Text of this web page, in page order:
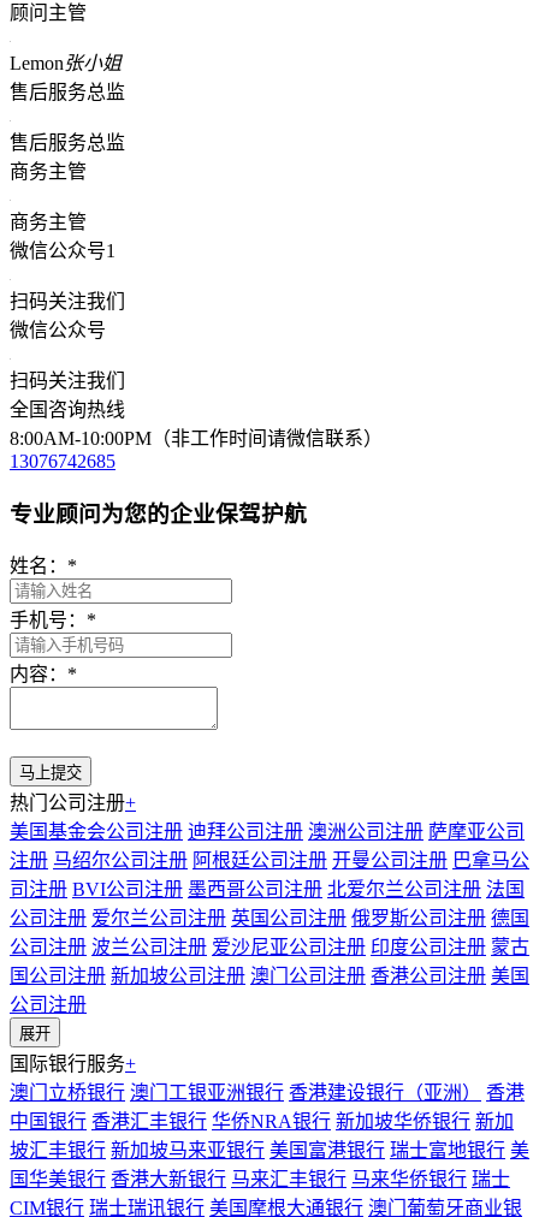
顾问主管
Lemon张小姐
售后服务总监
售后服务总监
商务主管
商务主管
微信公众号1
扫码关注我们
微信公众号
扫码关注我们
全国咨询热线
8:00AM-10:00PM（非工作时间请微信联系）
13076742685
专业顾问为您的企业保驾护航
姓名： *
手机号： *
内容： *
热门公司注册+
美国基金会公司注册 迪拜公司注册 澳洲公司注册 萨摩亚公司
注册 马绍尔公司注册 阿根廷公司注册 开曼公司注册 巴拿马公
司注册 BVI公司注册 墨西哥公司注册 北爱尔兰公司注册 法国
公司注册 爱尔兰公司注册 英国公司注册 俄罗斯公司注册 德国
公司注册 波兰公司注册 爱沙尼亚公司注册 印度公司注册 蒙古
国公司注册 新加坡公司注册 澳门公司注册 香港公司注册 美国
公司注册
展开
国际银行服务+
澳门立桥银行 澳门工银亚洲银行 香港建设银行（亚洲）
香港
中国银行 香港汇丰银行 华侨NRA银行 新加坡华侨银行 新加
坡汇丰银行 新加坡马来亚银行 美国富港银行 瑞士富地银行 美
国华美银行 香港大新银行 马来汇丰银行 马来华侨银行 瑞士
CIM银行 瑞士瑞讯银行 美国摩根大通银行 澳门葡萄牙商业银